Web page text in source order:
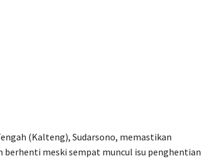
(Kalteng), Sudarsono, memastikan
berhenti meski sempat muncul isu penghentian